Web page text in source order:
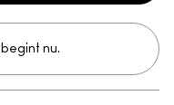
begint nu.